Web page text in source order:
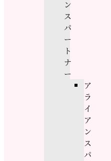
ン
ス
パ
ー
ト
ナ
ー
ア
ラ
イ
ア
ン
ス
パ